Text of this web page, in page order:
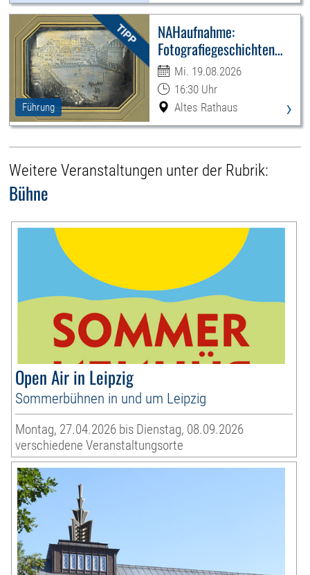
Führung
NAHaufnahme:
Fotografiegeschichten
Leipzigs
Mi. 19.08.2026
16:30 Uhr
Altes Rathaus
›
Weitere Veranstaltungen unter der Rubrik:
Bühne
Open Air in Leipzig
Sommerbühnen in und um Leipzig
Montag, 27.04.2026 bis Dienstag, 08.09.2026
verschiedene Veranstaltungsorte